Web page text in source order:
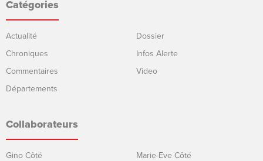
Catégories
Actualité
Chroniques
Commentaires
Départements
Dossier
Infos Alerte
Video
Collaborateurs
Gino Côté
Marie-Eve Côté